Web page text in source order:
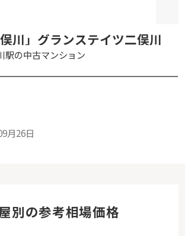
川」グランステイツ二俣川
駅の中古マンション
月26日
別の参考相場価格